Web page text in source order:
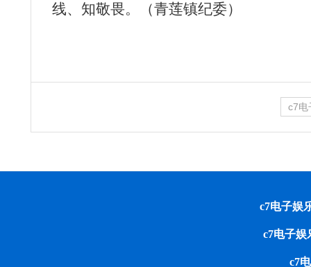
线、知敬畏。（青莲镇纪委）
c7电
c7电子娱
c7电子娱
c7